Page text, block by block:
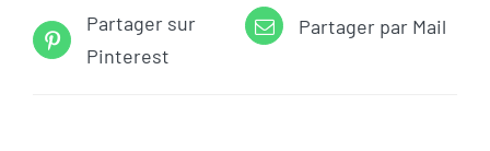
Partager sur
Pinterest
Partager par Mail